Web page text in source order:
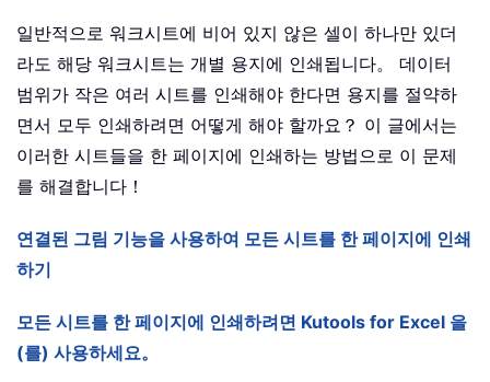
일반적으로 워크시트에 비어 있지 않은 셀이 하나만 있더
라도 해당 워크시트는 개별 용지에 인쇄됩니다。 데이터
범위가 작은 여러 시트를 인쇄해야 한다면 용지를 절약하
면서 모두 인쇄하려면 어떻게 해야 할까요？ 이 글에서는
이러한 시트들을 한 페이지에 인쇄하는 방법으로 이 문제
를 해결합니다！
연결된 그림 기능을 사용하여 모든 시트를 한 페이지에 인쇄
하기
모든 시트를 한 페이지에 인쇄하려면 Kutools for Excel 을
(를) 사용하세요。